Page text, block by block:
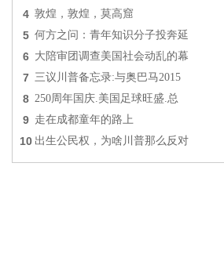
4 敦煌，敦煌，莫高窟
5 何方之问：青年知识分子投奔延
6 大陪审团调查美国社会动乱的幕
7 三议川普备忘录:与奥巴马2015
8 250周年国庆.美国足球旺盛.总
9 走在成都童年的路上
10 出生公民权，为啥川普那么反对